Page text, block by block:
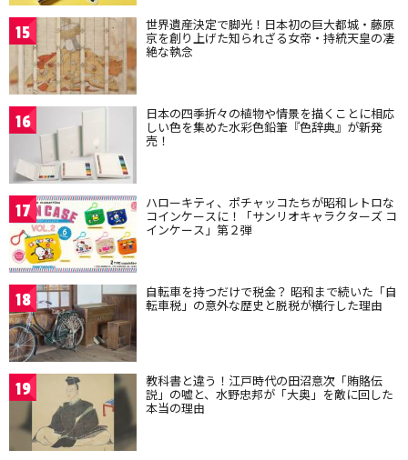
15 世界遺産決定で脚光！日本初の巨大都城・藤原
京を創り上げた知られざる女帝・持統天皇の凄
絶な執念
16 日本の四季折々の植物や情景を描くことに相応
しい色を集めた水彩色鉛筆『色辞典』が新発
売！
17 ハローキティ、ポチャッコたちが昭和レトロな
コインケースに！「サンリオキャラクターズ コ
インケース」第２弾
18 自転車を持つだけで税金？ 昭和まで続いた「自
転車税」の意外な歴史と脱税が横行した理由
19 教科書と違う！江戸時代の田沼意次「賄賂伝
説」の嘘と、水野忠邦が「大奥」を敵に回した
本当の理由